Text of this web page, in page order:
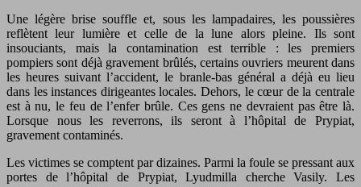
Une légère brise souffle et, sous les lampadaires, les poussières
reflètent leur lumière et celle de la lune alors pleine. Ils sont
insouciants, mais la contamination est terrible : les premiers
pompiers sont déjà gravement brûlés, certains ouvriers meurent dans
les heures suivant l’accident, le branle-bas général a déjà eu lieu
dans les instances dirigeantes locales. Dehors, le cœur de la centrale
est à nu, le feu de l’enfer brûle. Ces gens ne devraient pas être là.
Lorsque nous les reverrons, ils seront à l’hôpital de Prypiat,
gravement contaminés.
Les victimes se comptent par dizaines. Parmi la foule se pressant aux
portes de l’hôpital de Prypiat, Lyudmilla cherche Vasily. Les